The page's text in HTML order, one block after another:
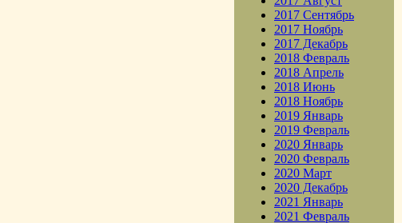
2017 Сентябрь
2017 Ноябрь
2017 Декабрь
2018 Февраль
2018 Апрель
2018 Июнь
2018 Ноябрь
2019 Январь
2019 Февраль
2020 Январь
2020 Февраль
2020 Март
2020 Декабрь
2021 Январь
2021 Февраль